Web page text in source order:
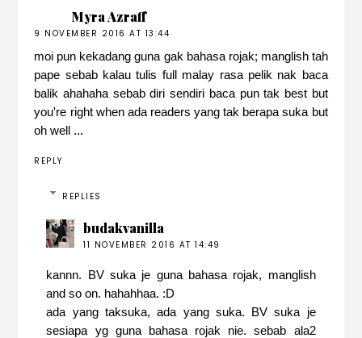
Myra Azraff
9 NOVEMBER 2016 AT 13:44
moi pun kekadang guna gak bahasa rojak; manglish tah
pape sebab kalau tulis full malay rasa pelik nak baca
balik ahahaha sebab diri sendiri baca pun tak best but
you're right when ada readers yang tak berapa suka but
oh well ...
REPLY
REPLIES
budakvanilla
11 NOVEMBER 2016 AT 14:49
kannn. BV suka je guna bahasa rojak, manglish
and so on. hahahhaa. :D
ada yang taksuka, ada yang suka. BV suka je
sesiapa yg guna bahasa rojak nie. sebab ala2